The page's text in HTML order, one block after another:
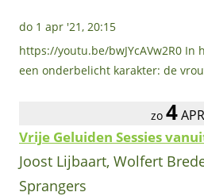
do 1 apr '21, 20:15
https://youtu.be/bwJYcAVw2R0 In
een onderbelicht karakter: de
zo 4APR
Vrije Geluiden Sessies
Joost Lijbaart, Wolfert
Sprangers